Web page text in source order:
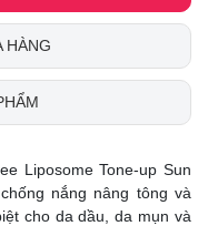
HÀNG
Liposome Tone-up Sun
nắng nâng tông và
cho da dầu, da mụn và